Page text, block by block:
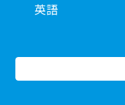
英語